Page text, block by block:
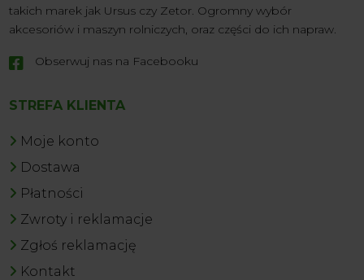
takich marek jak Ursus czy Zetor. Ogromny wybór
akcesoriów i maszyn rolniczych, oraz części do ich napraw.
 Obserwuj nas na Facebooku
STREFA KLIENTA
Moje konto
Dostawa
Płatności
Zwroty i reklamacje
Zgłoś reklamację
Kontakt